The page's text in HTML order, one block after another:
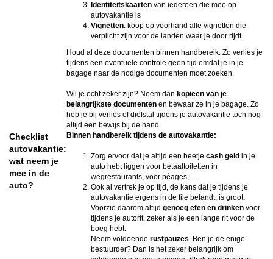
Identiteitskaarten van iedereen die mee op
autovakantie is
Vignetten: koop op voorhand alle vignetten die
verplicht zijn voor de landen waar je door rijdt
Houd al deze documenten binnen handbereik. Zo verlies je
tijdens een eventuele controle geen tijd omdat je in je
bagage naar de nodige documenten moet zoeken.
Wil je echt zeker zijn? Neem dan kopieën van je
belangrijkste documenten en bewaar ze in je bagage. Zo
heb je bij verlies of diefstal tijdens je autovakantie toch nog
altijd een bewijs bij de hand.
Checklist
autovakantie:
wat neem je
mee in de
auto?
Binnen handbereik tijdens de autovakantie:
Zorg ervoor dat je altijd een beetje cash geld in je
auto hebt liggen voor betaaltoiletten in
wegrestaurants, voor péages, …
Ook al vertrek je op tijd, de kans dat je tijdens je
autovakantie ergens in de file belandt, is groot.
Voorzie daarom altijd genoeg eten en drinken voor
tijdens je autorit, zeker als je een lange rit voor de
boeg hebt.
Neem voldoende rustpauzes. Ben je de enige
bestuurder? Dan is het zeker belangrijk om